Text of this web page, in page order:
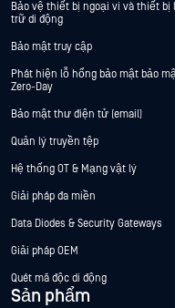
Bảo vệ thiết bị ngoại vi và thiết bị
trữ di động
Bảo mật truy cập
Phát hiện lỗ hổng bảo mật bảo
Zero-Day
Bảo mật thư điện tử (email)
Quản lý truyền tệp
Hệ thống OT & Mạng vật lý
Giải pháp đa miền
Data Diodes & Security Gateways
Giải pháp OEM
Quét mã độc di động
Sản phẩm